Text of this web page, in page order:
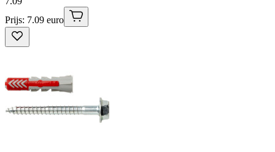
Prijs: 7.09 euro